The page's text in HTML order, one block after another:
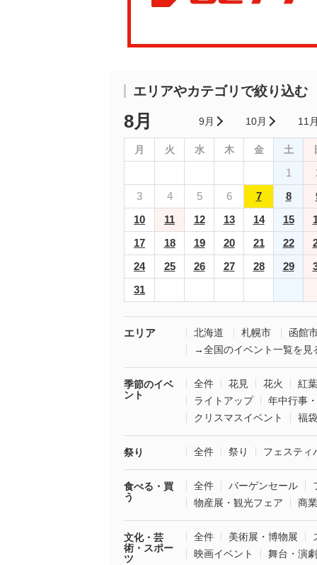
エリアやカテゴリで絞り込む
8月 9月 10月 11
月 火 水 木 金 土
1
3
4 5 6 7 8
10
11 12 13 14 15
17
18 19 20 21 22
24
25 26 27 28 29
31
エリア 北海道 札幌市
函館
→全国のイベント一覧を見
季節のイベ
ント
全件 花見 花火
紅葉
ライトアップ
年中行事
クリスマスイベント
福
祭り 全件 祭り フェスティ
食べる・買
う
全件 バーゲンセール
物産展・観光フェア
商
文化・芸
術・スポー
ツ
全件 美術展・博物展
映画イベント
舞台・演劇